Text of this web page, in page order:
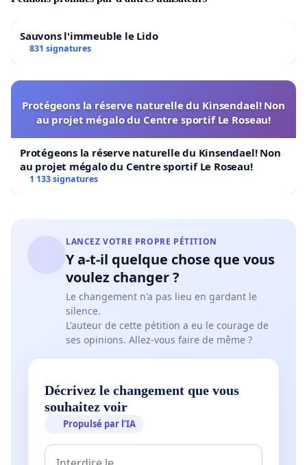
Sauvons l'immeuble le Lido
831 signatures
Protégeons la réserve naturelle du Kinsendael! Non
au projet mégalo du Centre sportif Le Roseau!
Protégeons la réserve naturelle du Kinsendael! Non
au projet mégalo du Centre sportif Le Roseau!
1 133 signatures
LANCEZ VOTRE PROPRE PÉTITION
Y a-t-il quelque chose que vous
voulez changer ?
Le changement n'a pas lieu en gardant le
silence.
L'auteur de cette pétition a eu le courage de
ses opinions. Allez-vous faire de même ?
Décrivez le changement que vous
souhaitez voir
Propulsé par l’IA